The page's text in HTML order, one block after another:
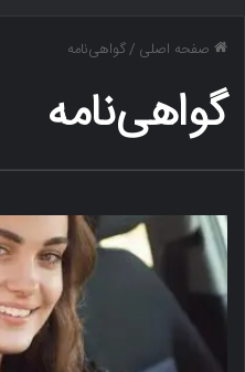
صفحه اصلی /گواهی‌نامه
گواهی‌نامه